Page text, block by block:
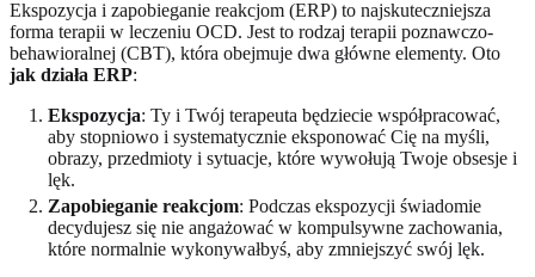
Ekspozycja i zapobieganie reakcjom (ERP) to najskuteczniejsza
forma terapii w leczeniu OCD. Jest to rodzaj terapii poznawczo-
behawioralnej (CBT), która obejmuje dwa główne elementy. Oto
jak działa ERP:
Ekspozycja: Ty i Twój terapeuta będziecie współpracować,
aby stopniowo i systematycznie eksponować Cię na myśli,
obrazy, przedmioty i sytuacje, które wywołują Twoje obsesje i
lęk.
Zapobieganie reakcjom: Podczas ekspozycji świadomie
decydujesz się nie angażować w kompulsywne zachowania,
które normalnie wykonywałbyś, aby zmniejszyć swój lęk.